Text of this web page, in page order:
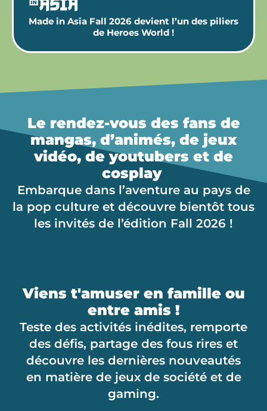
Made in Asia Fall 2026 devient l’un des piliers
de Heroes World !
Le rendez-vous des fans de
mangas, d’animés, de jeux
vidéo, de youtubers et de
cosplay
Embarque dans l’aventure au pays de
la pop culture et découvre bientôt tous
les invités de l’édition Fall 2026 !
Viens t'amuser en famille ou
entre amis !
Teste des activités inédites, remporte
des défis, partage des fous rires et
découvre les dernières nouveautés
en matière de jeux de société et de
gaming.